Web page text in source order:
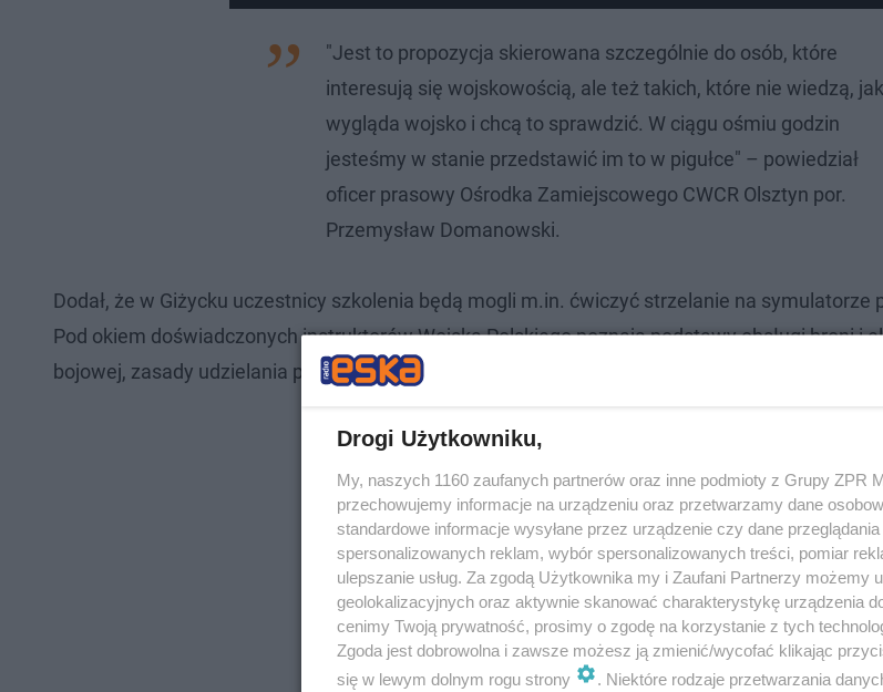
"Jest to propozycja skierowana szczególnie do osób, które
interesują się wojskowością, ale też takich, które nie wiedzą, jak
wygląda wojsko i chcą to sprawdzić. W ciągu ośmiu godzin
jesteśmy w stanie przedstawić im to w pigułce" – powiedział
oficer prasowy Ośrodka Zamiejscowego CWCR Olsztyn por.
Przemysław Domanowski.
Dodał, że w Giżycku uczestnicy szkolenia będą mogli m.in. ćwiczyć strzelanie na symulatorze
Pod okiem doświadczonych instruktorów Wojska Polskiego poznają podstawy obsługi broni i
bojowej, zasady udzielania pomocy medycznej, technik survivalowych czy reagowania na
Drogi Użytkowniku,
My, naszych 1160 zaufanych partnerów oraz inne podmioty z Grupy ZPR
przechowujemy informacje na urządzeniu oraz przetwarzamy dane
standardowe informacje wysyłane przez urządzenie czy dane
spersonalizowanych reklam, wybór spersonalizowanych treści, pomiar
ulepszanie usług. Za zgodą Użytkownika my i Zaufani Partnerzy możemy
geolokalizacyjnych oraz aktywnie skanować charakterystykę urządzenia
cenimy Twoją prywatność, prosimy o zgodę na korzystanie z tych
Zgoda jest dobrowolna i zawsze możesz ją zmienić/wycofać klikając
się w lewym dolnym rogu strony
. Niektóre rodzaje przetwarzania